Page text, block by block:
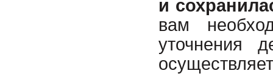
и
вам
уточнения